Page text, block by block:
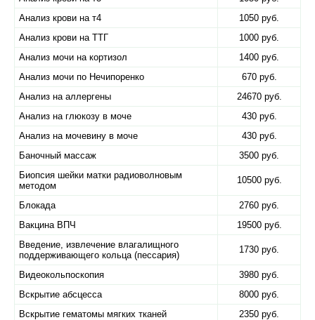
Анализ крови на т4
1050 руб.
Анализ крови на ТТГ
1000 руб.
Анализ мочи на кортизол
1400 руб.
Анализ мочи по Нечипоренко
670 руб.
Анализ на аллергены
24670 руб.
Анализ на глюкозу в моче
430 руб.
Анализ на мочевину в моче
430 руб.
Баночный массаж
3500 руб.
Биопсия шейки матки радиоволновым
методом
10500 руб.
Блокада
2760 руб.
Вакцина ВПЧ
19500 руб.
Введение, извлечение влагалищного
поддерживающего кольца (пессария)
1730 руб.
Видеокольпоскопия
3980 руб.
Вскрытие абсцесса
8000 руб.
Вскрытие гематомы мягких тканей
2350 руб.